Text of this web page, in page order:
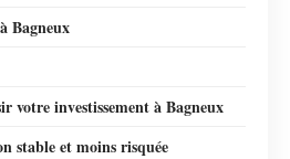
Bagneux
votre investissement à Bagneux
stable et moins risquée